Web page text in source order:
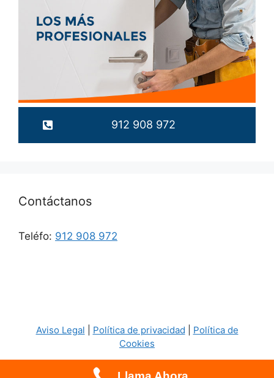
912 908 972
Contáctanos
Teléfo: 912 908 972
Aviso Legal Política de privacidad
Política de
Cookies